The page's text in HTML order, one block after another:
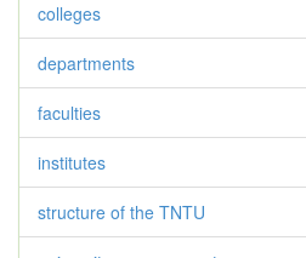
colleges
departments
faculties
institutes
structure of the TNTU